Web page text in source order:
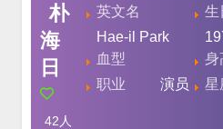
朴
海
日
42 人
英文名
Hae-il Park
生
血型
身
职业
演员 星